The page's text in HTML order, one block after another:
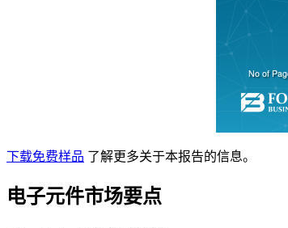
下载免费样品 了解更多关于本报告的信息。
电子元件市场要点